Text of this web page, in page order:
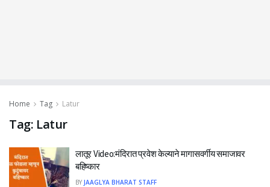
Home Tag Latur
Tag: Latur
लातूर Video:मंदिरात प्रवेश केल्याने मागासवर्गीय समाजावर
बहिष्कार
BY JAAGLYA BHARAT STAFF